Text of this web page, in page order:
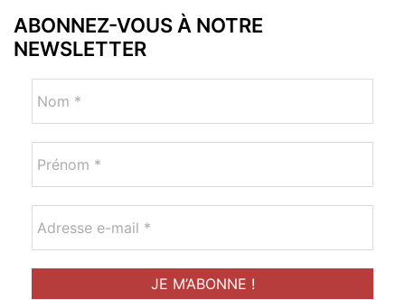
ABONNEZ-VOUS À NOTRE
NEWSLETTER